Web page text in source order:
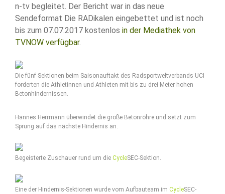
n-tv begleitet. Der Bericht war in das neue
Sendeformat Die RADikalen eingebettet und ist noch
bis zum 07.07.2017 kostenlos in der Mediathek von
TVNOW verfügbar.
Die fünf Sektionen beim Saisonauftakt des Radsportweltverbands UCI
forderten die Athletinnen und Athleten mit bis zu drei Meter hohen
Betonhindernissen.
Hannes Herrmann überwindet die große Betonröhre und setzt zum
Sprung auf das nächste Hindernis an.
Begeisterte Zuschauer rund um die CycleSEC-Sektion.
Eine der Hindernis-Sektionen wurde vom Aufbauteam im CycleSEC-